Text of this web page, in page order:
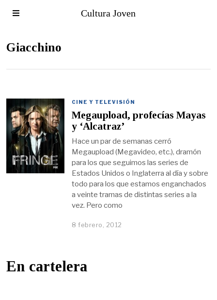
Cultura Joven
Giacchino
CINE Y TELEVISIÓN
Megaupload, profecías Mayas
y ‘Alcatraz’
Hace un par de semanas cerró
Megaupload (Megavideo, etc.), dramón
para los que seguimos las series de
Estados Unidos o Inglaterra al día y sobre
todo para los que estamos enganchados
a veinte tramas de distintas series a la
vez. Pero como
8 febrero, 2012
En cartelera